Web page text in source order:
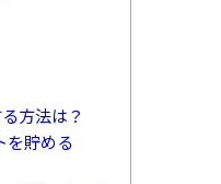
方法は？
を貯める